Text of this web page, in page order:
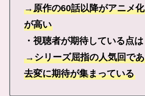
→原作の60話以降がアニメ
が高い
・視聴者が期待している点は
→シリーズ屈指の人気回で
去変に期待が集まっている